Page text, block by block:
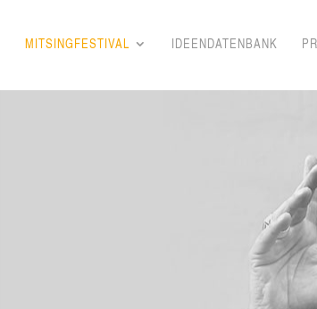
MIT­SINGFES­TI­VAL IDEEN­DA­TEN­BANK